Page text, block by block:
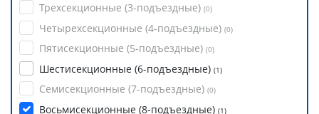
Трехсекционные (3-подъездные) (0)
Четырехсекционные (4-подъездные) (0)
Пятисекционные (5-подъездные) (0)
Шестисекционные (6-подъездные) (1)
Семисекционные (7-подъездные) (0)
Восьмисекционные (8-подъездные) (1)